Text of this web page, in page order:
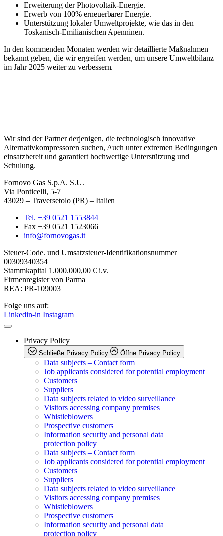
Erweiterung der Photovoltaik-Energie.
Erwerb von 100% erneuerbarer Energie.
Unterstützung lokaler Umweltprojekte, wie das in den
Toskanisch-Emilianischen Apenninen.
In den kommenden Monaten werden wir detaillierte Maßnahmen
bekannt geben, die wir ergreifen werden, um unsere Umweltbilanz
im Jahr 2025 weiter zu verbessern.
Wir sind der Partner derjenigen, die technologisch innovative
Alternativkompressoren suchen, Auch unter extremen Bedingungen
einsatzbereit und garantiert hochwertige Unterstützung und
Schulung.
Fornovo Gas S.p.A. S.U.
Via Ponticelli, 5-7
43029 – Traversetolo (PR) – Italien
Tel. +39 0521 1553844
Fax +39 0521 1523066
info@fornovogas.it
Steuer-Code. und Umsatzsteuer-Identifikationsnummer
00309340354
Stammkapital 1.000.000,00 € i.v.
Firmenregister von Parma
REA: PR-109003
Folge uns auf:
Linkedin-in Instagram
Privacy Policy
Schließe Privacy Policy Öffne Privacy Policy
Data subjects – Contact form
Job applicants considered for potential employment
Customers
Suppliers
Data subjects related to video surveillance
Visitors accessing company premises
Whistleblowers
Prospective customers
Information security and personal data
protection policy
Data subjects – Contact form
Job applicants considered for potential employment
Customers
Suppliers
Data subjects related to video surveillance
Visitors accessing company premises
Whistleblowers
Prospective customers
Information security and personal data
protection policy